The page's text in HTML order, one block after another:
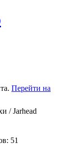
Перейти на
/ Jarhead
51